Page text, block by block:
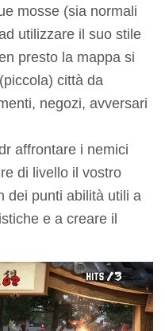
mosse (sia normali
utilizzare il suo stile
presto la mappa si
città da
negozi, avversari
affrontare i nemici
di livello il vostro
dei punti abilità utili a
e a creare il